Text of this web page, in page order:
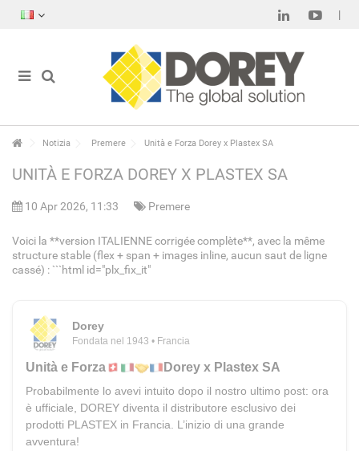
Notizia Premere Unità e Forza Dorey x Plastex SA
UNITÀ E FORZA DOREY X PLASTEX SA
10 Apr 2026, 11:33 Premere
Voici la **version ITALIENNE corrigée complète**, avec la même
structure stable (flex + span + images inline, aucun saut de ligne
cassé) : ```html id="plx_fix_it"
Dorey
Fondata nel 1943 • Francia
Unità e Forza Dorey x Plastex SA
Probabilmente lo avevi intuito dopo il nostro ultimo post: ora
è ufficiale, DOREY diventa il distributore esclusivo dei
prodotti PLASTEX in Francia. L’inizio di una grande
avventura!